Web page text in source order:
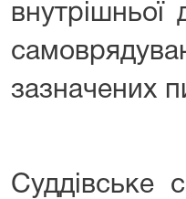
внутрішньої
зазначених
Суддівське